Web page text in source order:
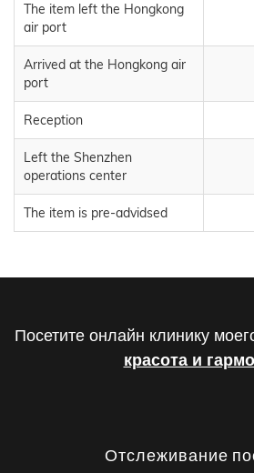
The item left the Hongkong
air port
Arrived at the Hongkong air
port
Reception
Left the Shenzhen
operations center
The item is pre-advidsed
Посетите онлайн клинику
красота и
Отслеживание